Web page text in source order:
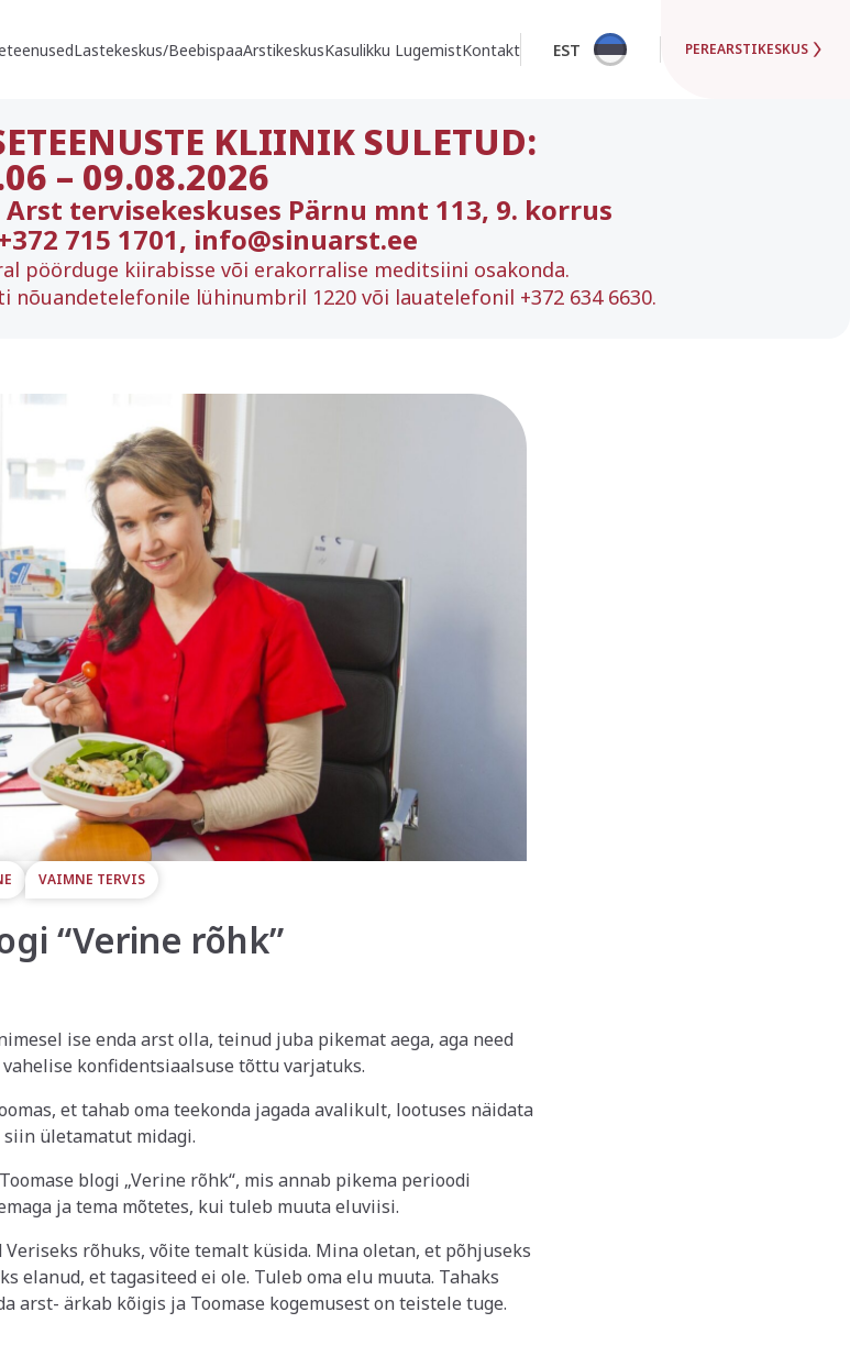
Lastekeskus/BeebispaaArstikeskusKasulikku LugemistKontakt EST PEREARSTIKESKUS
KLIINIK SULETUD:
– 09.08.2026
tervisekeskuses Pärnu mnt 113, 9. korrus
715 1701, info@sinuarst.ee
pöörduge kiirabisse või erakorralise meditsiini osakonda.
nõuandetelefonile lühinumbril 1220 või lauatelefonil +372 634 6630.
VAIMNE TERVIS
“Verine rõhk”
ise enda arst olla, teinud juba pikemat aega, aga need
konfidentsiaalsuse tõttu varjatuks.
et tahab oma teekonda jagada avalikult, lootuses näidata
ületamatut midagi.
blogi „Verine rõhk“, mis annab pikema perioodi
ja tema mõtetes, kui tuleb muuta eluviisi.
rõhuks, võite temalt küsida. Mina oletan, et põhjuseks
elanud, et tagasiteed ei ole. Tuleb oma elu muuta. Tahaks
arst- ärkab kõigis ja Toomase kogemusest on teistele tuge.